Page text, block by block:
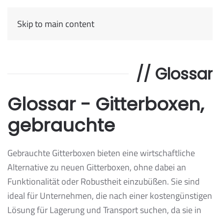
Skip to main content
// Glossar
Glossar - Gitterboxen,
gebrauchte
Gebrauchte Gitterboxen bieten eine wirtschaftliche
Alternative zu neuen Gitterboxen, ohne dabei an
Funktionalität oder Robustheit einzubüßen. Sie sind
ideal für Unternehmen, die nach einer kostengünstigen
Lösung für Lagerung und Transport suchen, da sie in